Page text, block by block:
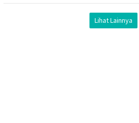
Lihat Lainnya